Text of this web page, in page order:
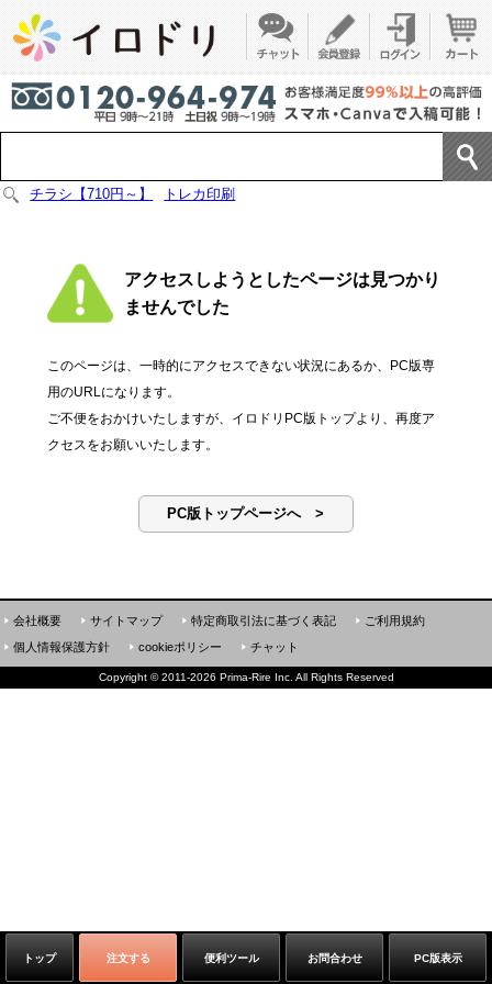
チラシ【710円～】 トレカ印刷
アクセスしようとしたページは見つかり
ませんでした
このページは、一時的にアクセスできない状況にあるか、PC版専
用のURLになります。
ご不便をおかけいたしますが、イロドリPC版トップより、再度ア
クセスをお願いいたします。
PC版トップページへ >
トップ 注文する 便利ツール お問合わせ PC版表示
会社概要 サイトマップ 特定商取引法に基づく表記
ご利用規約
個人情報保護方針
cookieポリシー チャット
Copyright ©2011-2026 Prima-Rire Inc. All Rights Reserved